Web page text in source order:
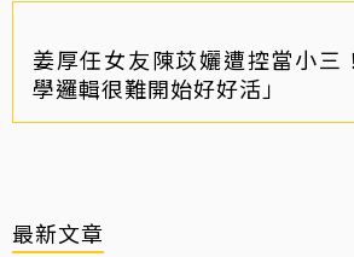
姜厚任女友陳苡孋遭控當小三
學邏輯很難開始好好活」
最新文章